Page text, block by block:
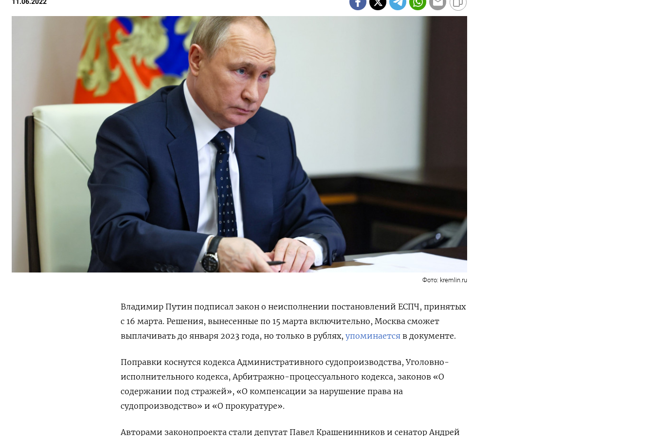
Фото: kremlin.ru
Владимир Путин подписал закон о неисполнении постановлений ЕСПЧ, принятых
с 16 марта. Решения, вынесенные по 15 марта включительно, Москва сможет
выплачивать до января 2023 года, но только в рублях, упоминается в документе.
Поправки коснутся кодекса Административного судопроизводства, Уголовно-
исполнительного кодекса, Арбитражно-процессуального кодекса, законов «О
содержании под стражей», «О компенсации за нарушение права на
судопроизводство» и «О прокуратуре».
Авторами законопроекта стали депутат Павел Крашенинников и сенатор Андрей